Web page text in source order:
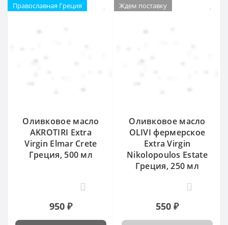
Православная Греция
Оливковое масло
AKROTIRI Extra
Virgin Elmar Crete
Греция, 500 мл
950 ₽
Ждем поставку
Оливковое масло
OLIVI фермерское
Extra Virgin
Nikolopoulos Estate
Греция, 250 мл
550 ₽